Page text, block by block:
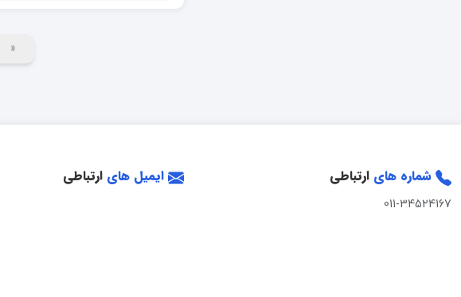
«
شماره های ارتباطی
011-34524167
ایمیل های ارتباطی